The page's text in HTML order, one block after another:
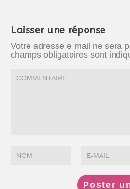
Laisser une réponse
Votre adresse e-mail ne sera
champs obligatoires sont